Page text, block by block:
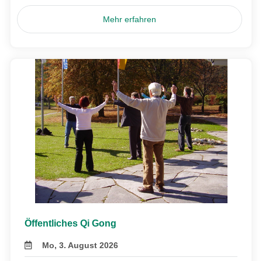
Mehr erfahren
Öffentliches Qi Gong
Mo, 3. August 2026